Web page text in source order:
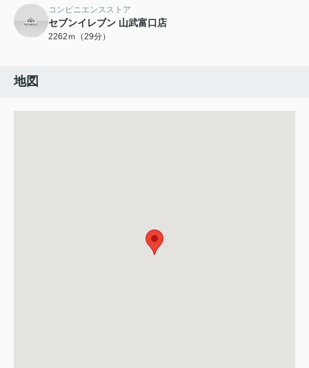
コンビニエンスストア
セブンイレブン 山武富口店
2262ｍ（29分）
地図